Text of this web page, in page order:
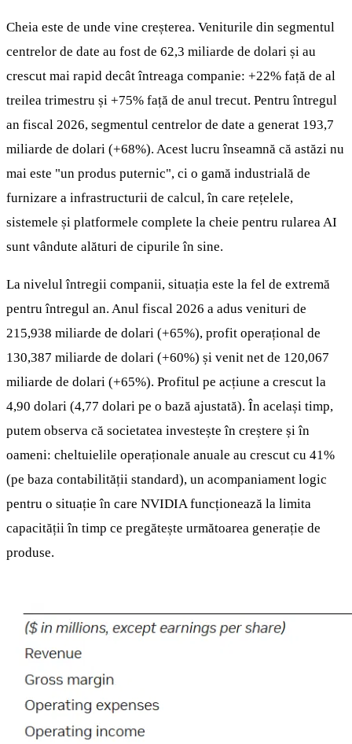
Cheia este de unde vine creșterea. Veniturile din segmentul
centrelor de date au fost de 62,3 miliarde de dolari și au
crescut mai rapid decât întreaga companie: +22% față de al
treilea trimestru și +75% față de anul trecut. Pentru întregul
an fiscal 2026, segmentul centrelor de date a generat 193,7
miliarde de dolari (+68%). Acest lucru înseamnă că astăzi nu
mai este "un produs puternic", ci o gamă industrială de
furnizare a infrastructurii de calcul, în care rețelele,
sistemele și platformele complete la cheie pentru rularea AI
sunt vândute alături de cipurile în sine.
La nivelul întregii companii, situația este la fel de extremă
pentru întregul an. Anul fiscal 2026 a adus venituri de
215,938 miliarde de dolari (+65%), profit operațional de
130,387 miliarde de dolari (+60%) și venit net de 120,067
miliarde de dolari (+65%). Profitul pe acțiune a crescut la
4,90 dolari (4,77 dolari pe o bază ajustată). În același timp,
putem observa că societatea investește în creștere și în
oameni: cheltuielile operaționale anuale au crescut cu 41%
(pe baza contabilității standard), un acompaniament logic
pentru o situație în care NVIDIA funcționează la limita
capacității în timp ce pregătește următoarea generație de
produse.